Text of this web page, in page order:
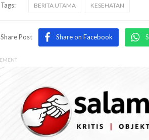
Tags: BERITA UTAMA KESEHATAN
Share Post Share on Facebook